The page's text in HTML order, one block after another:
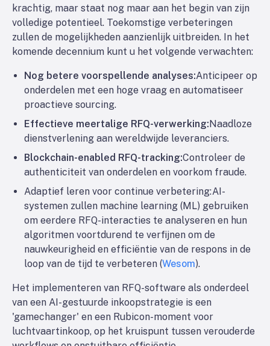
krachtig, maar staat nog maar aan het begin van zijn
volledige potentieel. Toekomstige verbeteringen
zullen de mogelijkheden aanzienlijk uitbreiden. In het
komende decennium kunt u het volgende verwachten:
Nog betere voorspellende analyses:Anticipeer op
onderdelen met een hoge vraag en automatiseer
proactieve sourcing.
Effectieve meertalige RFQ-verwerking:Naadloze
dienstverlening aan wereldwijde leveranciers.
Blockchain-enabled RFQ-tracking:Controleer de
authenticiteit van onderdelen en voorkom fraude.
Adaptief leren voor continue verbetering:AI-
systemen zullen machine learning (ML) gebruiken
om eerdere RFQ-interacties te analyseren en hun
algoritmen voortdurend te verfijnen om de
nauwkeurigheid en efficiëntie van de respons in de
loop van de tijd te verbeteren (Wesom).
Het implementeren van RFQ-software als onderdeel
van een AI-gestuurde inkoopstrategie is een
'gamechanger' en een Rubicon-moment voor
luchtvaartinkoop, op het kruispunt tussen verouderde